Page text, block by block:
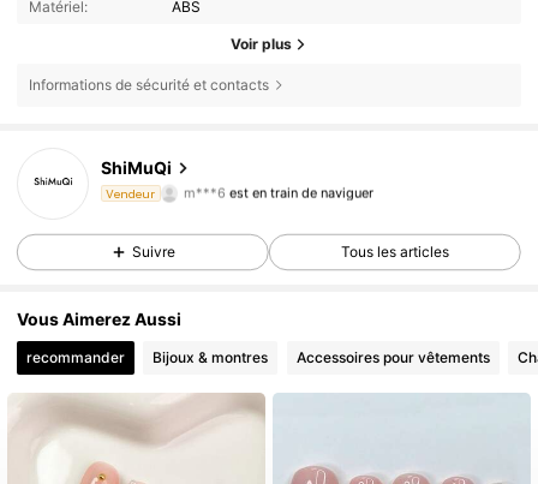
Matériel: ABS
Voir plus
Informations de sécurité et contacts
ShiMuQi
Vendeur
4,87
m***6 est en train de naviguer
34K Suiveurs
34K Suiveurs
Suivre Tous les articles
Vous Aimerez Aussi
recommander Bijoux & montres Accessoires pour vêtements